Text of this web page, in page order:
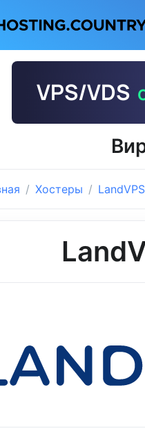
Хостеры LandVPS